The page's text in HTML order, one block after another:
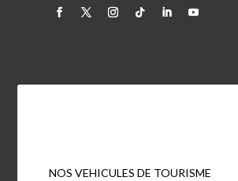
NOS VEHICULES DE TOURISME